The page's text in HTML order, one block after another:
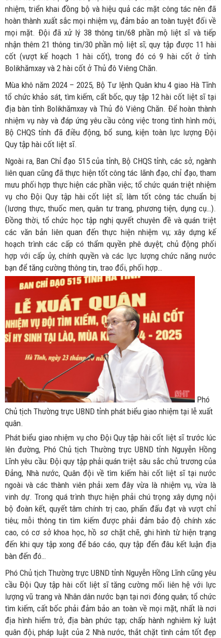
nhiệm, triển khai đồng bộ và hiệu quả các mặt công tác nên đã
hoàn thành xuất sắc mọi nhiệm vụ, đảm bảo an toàn tuyệt đối về
mọi mặt. Đội đã xử lý 38 thông tin/68 phần mộ liệt sĩ và tiếp
nhận thêm 21 thông tin/30 phần mộ liệt sĩ; quy tập được 11 hài
cốt (vượt kế hoạch 1 hài cốt), trong đó có 9 hài cốt ở tỉnh
Bolikhămxay và 2 hài cốt ở Thủ đô Viêng Chăn.
Mùa khô năm 2024 – 2025, Bộ Tư lệnh Quân khu 4 giao Hà Tĩnh
tổ chức khảo sát, tìm kiếm, cất bốc, quy tập 12 hài cốt liệt sĩ tại
địa bàn tỉnh Bolikhămxay và Thủ đô Viêng Chăn. Để hoàn thành
nhiệm vụ này và đáp ứng yêu cầu công việc trong tình hình mới,
Bộ CHQS tỉnh đã điều động, bổ sung, kiện toàn lực lượng Đội
Quy tập hài cốt liệt sĩ.
Ngoài ra, Ban Chỉ đạo 515 của tỉnh, Bộ CHQS tỉnh, các sở, ngành
liên quan cũng đã thực hiện tốt công tác lãnh đạo, chỉ đạo, tham
mưu phối hợp thực hiện các phần việc; tổ chức quán triệt nhiệm
vụ cho Đội Quy tập hài cốt liệt sĩ; làm tốt công tác chuẩn bị
(lương thực, thuốc men, quân tư trang, phương tiện, dụng cụ…).
Đồng thời, tổ chức học tập nghị quyết chuyên đề và quán triệt
các văn bản liên quan đến thực hiện nhiệm vụ; xây dựng kế
hoạch trình các cấp có thẩm quyền phê duyệt; chủ động phối
hợp với cấp ủy, chính quyền và các lực lượng chức năng nước
bạn để tăng cường thông tin, trao đổi, phối hợp…
Phó
Chủ tịch Thường trực UBND tỉnh phát biểu giao nhiệm tại lễ xuất
quân.
Phát biểu giao nhiệm vụ cho Đội Quy tập hài cốt liệt sĩ trước lúc
lên đường, Phó Chủ tịch Thường trực UBND tỉnh Nguyễn Hồng
Lĩnh yêu cầu: Đội quy tập phải quán triệt sâu sắc chủ trương của
Đảng, Nhà nước, Quân đội về tìm kiếm hài cốt liệt sĩ tại nước
ngoài và các thành viên phải xem đây vừa là nhiệm vụ, vừa là
vinh dự. Trong quá trình thực hiện phải chú trọng xây dựng nội
bộ đoàn kết, quyết tâm chính trị cao, phấn đấu đạt và vượt chỉ
tiêu; mỗi thông tin tìm kiếm được phải đảm bảo độ chính xác
cao, có cơ sở khoa học, hồ sơ chặt chẽ, ghi hình từ hiện trạng
đến khi quy tập xong để báo cáo, quy tập đến đâu kết luận địa
bàn đến đó…
Phó Chủ tịch Thường trực UBND tỉnh Nguyễn Hồng Lĩnh cũng yêu
cầu Đội Quy tập hài cốt liệt sĩ tăng cường mối liên hệ với lực
lượng vũ trang và Nhân dân nước bạn tại nơi đóng quân; tổ chức
tìm kiếm, cất bốc phải đảm bảo an toàn về mọi mặt, nhất là nơi
địa hình hiểm trở, địa bàn phức tạp; chấp hành nghiêm kỷ luật
quân đội, pháp luật của 2 Nhà nước, thắt chặt tình cảm tốt đẹp